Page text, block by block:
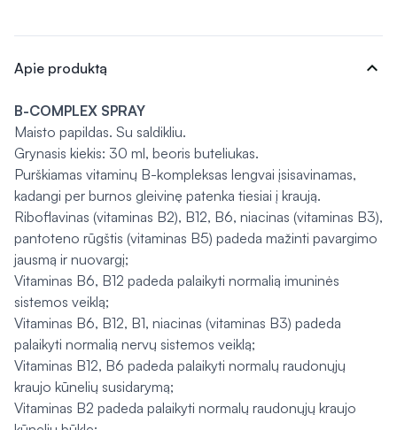
Apie produktą expand_more
B-COMPLEX SPRAY
Maisto papildas. Su saldikliu.
Grynasis kiekis: 30 ml, beoris buteliukas.
Purškiamas vitaminų B-kompleksas lengvai įsisavinamas,
kadangi per burnos gleivinę patenka tiesiai į kraują.
Riboflavinas (vitaminas B2), B12, B6, niacinas (vitaminas B3),
pantoteno rūgštis (vitaminas B5) padeda mažinti pavargimo
jausmą ir nuovargį;
Vitaminas B6, B12 padeda palaikyti normalią imuninės
sistemos veiklą;
Vitaminas B6, B12, B1, niacinas (vitaminas B3) padeda
palaikyti normalią nervų sistemos veiklą;
Vitaminas B12, B6 padeda palaikyti normalų raudonųjų
kraujo kūnelių susidarymą;
Vitaminas B2 padeda palaikyti normalų raudonųjų kraujo